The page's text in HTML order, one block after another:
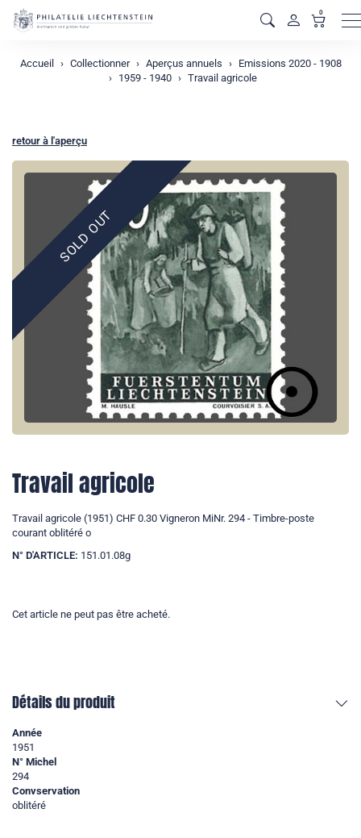
0
Accueil Collectionner Aperçus annuels
Emissions 2020 - 1908
1959 - 1940
Travail agricole
retour à l'aperçu
SOLD OUT
Travail agricole
Travail agricole (1951) CHF 0.30 Vigneron MiNr. 294 - Timbre-poste
courant oblitéré o
N° D'ARTICLE: 151.01.08g
Cet article ne peut pas être acheté.
Détails du produit
Année
1951
N° Michel
294
Convservation
oblitéré